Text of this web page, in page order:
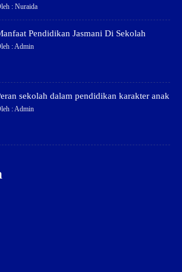
: Nuraida
Pendidikan Jasmani Di Sekolah
: Admin
sekolah dalam pendidikan karakter anak
: Admin